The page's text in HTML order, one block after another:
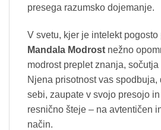
presega razumsko dojemanje.
V svetu, kjer je intelekt pogosto
Mandala Modrost nežno
modrost preplet znanja,
Njena prisotnost vas spodbuja,
sebi, zaupate v svojo presojo
resnično šteje – na avtentičen
način.